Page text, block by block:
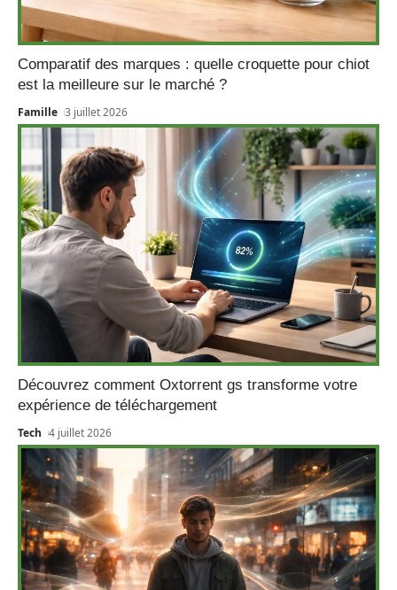
Comparatif des marques : quelle croquette pour chiot
est la meilleure sur le marché ?
Famille 3 juillet 2026
Découvrez comment Oxtorrent gs transforme votre
expérience de téléchargement
Tech 4 juillet 2026